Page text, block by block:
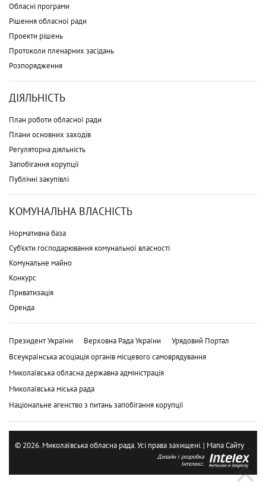
Обласні програми
Рішення обласної ради
Проекти рішень
Протоколи пленарних засідань
Розпорядження
ДІЯЛЬНІСТЬ
План роботи обласної ради
Плани основних заходів
Регуляторна діяльність
Запобігання корупції
Публічні закупівлі
КОМУНАЛЬНА ВЛАСНІСТЬ
Нормативна база
Суб'єкти господарювання комунальної власності
Комунальне майно
Конкурс
Приватизація
Оренда
Президент України Верховна Рада України
Урядовий Портал
Всеукраїнська асоціація органів місцевого самоврядування
Миколаївська обласна державна адміністрація
Миколаївська міська рада
Національне агенство з питань запобігання корупції
© 2026. Миколаївська обласна рада. Усі права захищені. | Мапа Сайту
Дизайн і розробка
Інтелекс.